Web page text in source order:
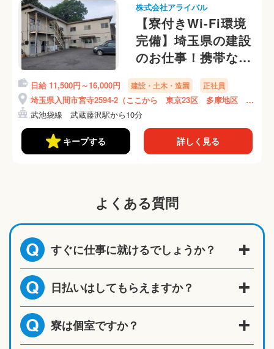
株式会社アライバル
【寮付きWi-Fi環境
完備】埼玉県の建設
のお仕事！携帯な
し、身分証なし、緊
急連絡先なしOKで
す◎
日給 11,500円～16,000円 建設・土木・造園 正社員
埼玉県入間市宮寺2594-2（ここから 東京23区 多摩地区 埼
玉県 神奈川県等の現場に向かいます）
武池袋線 武蔵藤沢駅から10分
キープする 詳しく見る
よくある質問
Q すぐに仕事に就けるでしょうか？
Q 日払いはしてもらえますか？
Q 寮は個室ですか？